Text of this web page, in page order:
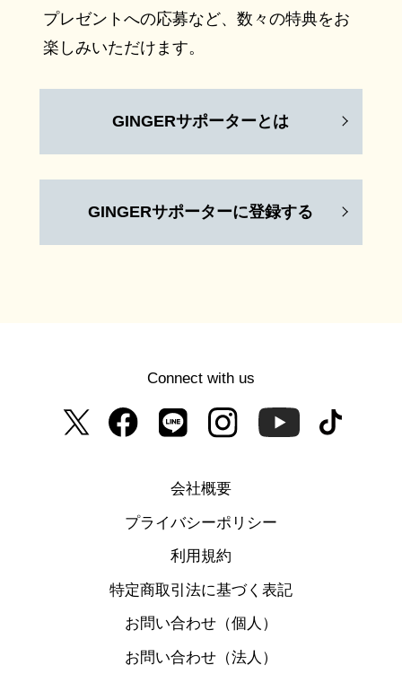
プレゼントへの応募など、数々の特典をお
楽しみいただけます。
GINGERサポーターとは
GINGERサポーターに登録する
Connect with us
会社概要
プライバシーポリシー
利用規約
特定商取引法に基づく表記
お問い合わせ（個人）
お問い合わせ（法人）